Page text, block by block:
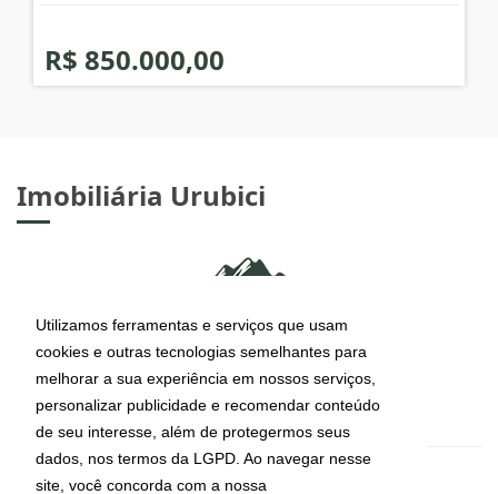
Utilizamos ferramentas e serviços que usam
cookies e outras tecnologias semelhantes para
melhorar a sua experiência em nossos serviços,
personalizar publicidade e recomendar conteúdo
de seu interesse, além de protegermos seus
dados, nos termos da LGPD. Ao navegar nesse
site, você concorda com a nossa
R$ 850.000,00